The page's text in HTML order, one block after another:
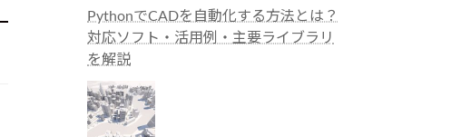
PythonでCADを自動化する方法とは？
対応ソフト・活用例・主要ライブラリ
を解説